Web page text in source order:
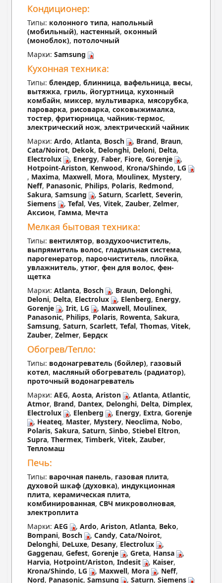
Кондиционер:
Типы: колонного типа, напольный
(мобильный), настенный, оконный
(моноблок), потолочный
Марки: Samsung
Кухонная техника:
Типы: блендер, блинница, вафельница, весы,
вытяжка, гриль, йогуртница, кухонный
комбайн, миксер, мультиварка, мясорубка,
пароварка, рисоварка, соковыжималка,
тостер, фритюрница, чайник-термос,
электрический нож, электрический чайник
Марки: Ardo, Atlanta, Bosch , Brand, Braun,
Cata/Noirot, Dekok, Delonghi, Deloni, Delta,
Electrolux
, Energy, Faber, Fiore, Gorenje
,
Hotpoint-Ariston, Kenwood, Krona/Shindo, LG
, Maxima, Maxwell, Mora, Moulinex, Mystery,
Neff, Panasonic, Philips, Polaris, Redmond,
Sakura, Samsung , Saturn, Scarlett, Severin,
Siemens
, Tefal, Ves, Vitek, Zauber, Zelmer,
Аксион, Гамма, Мечта
Мелкая бытовая техника:
Типы: вентилятор, воздухоочиститель,
выпрямитель волос, гладильная система,
парогенератор, пароочиститель, плойка,
увлажнитель, утюг, фен для волос, фен-
щетка
Марки: Atlanta, Bosch , Braun, Delonghi,
Deloni, Delta, Electrolux , Elenberg, Energy,
Gorenje
, Irit, LG , Maxwell, Moulinex,
Panasonic, Philips, Polaris, Rowenta, Sakura,
Samsung, Saturn, Scarlett, Tefal, Thomas, Vitek,
Zauber, Zelmer, Бердск
Обогрев/Тепло:
Типы: водонагреватель (бойлер), газовый
котел, масляный обогреватель (радиатор),
проточный водонагреватель
Марки: AEG, Aosta, Ariston , Atlanta, Atlantic,
Atmor, Brand, Dantex, Delonghi, Delta, Dimplex,
Electrolux
, Elenberg , Energy, Extra, Gorenje
, Heateq, Master, Mystery, Neoclima, Nobo,
Polaris, Sakura, Saturn, Sinbo, Stiebel Eltron,
Supra, Thermex, Timberk, Vitek, Zauber,
Тепломаш
Печь:
Типы: варочная панель, газовая плита,
духовой шкаф (духовка), индукционная
плита, керамическая плита,
комбинированная, СВЧ микроволновая,
электроплита
Марки: AEG , Ardo, Ariston, Atlanta, Beko,
Bompani, Bosch , Candy, Cata/Noirot,
Delonghi, DeLuxe, Desany, Electrolux
,
Gaggenau, Gefest, Gorenje , Greta, Hansa
,
Harvia, Hotpoint/Ariston, Indesit , Kaiser,
Krona/Shindo, LG , Maxwell, Mora , Neff,
Nord, Panasonic, Samsung , Saturn, Siemens